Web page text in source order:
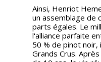
Ainsi, Henriot
un assemblage de
parts égales. Le
l'alliance parfaite
50 % de pinot noir,
Grands Crus.